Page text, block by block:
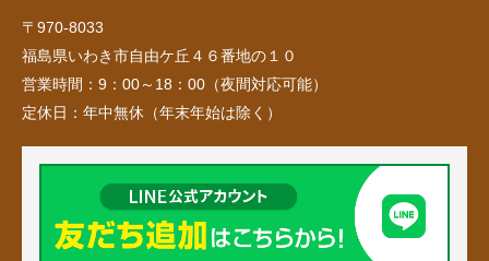
〒970-8033
福島県いわき市自由ケ丘４６番地の１０
営業時間： 9：00～18：00（夜間対応可能）
定休日： 年中無休（年末年始は除く）